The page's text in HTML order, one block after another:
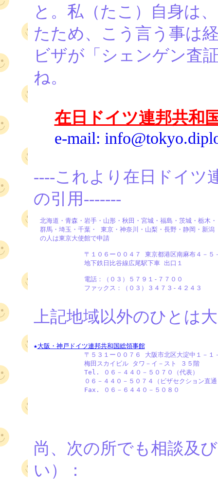
と。私（たこ）自身は
たため、こう言う事は
ビザが「シェンゲン査
ね。
在日ドイツ連邦共和
e-mail:
----これより在日ドイツ
の引用-------
北海道・青森・岩手・山形・秋田・宮城・福島・茨城・栃木・
群馬・埼玉・千葉・ 東京・神奈川・山梨・長野・静岡・新潟
の人は東京大使館で申請
〒１０６ー００４７ 東京都港区南麻布４－５
             地下鉄日比谷線広尾駅下車 出口１
             電話：（０３）５７９１-７７００
             ファックス：（０３）３４７３-４２４３
上記地域以外のひとは
★大阪・神戸ドイツ連邦共和国総領事館
〒５３１ー００７６ 大阪市北区大淀中１－１－
             梅田スカイビル タワ－イ－スト ３５階
             Tel. ０６－４４０－５０７０（代表）
０６－４４０－５０７４（ビザセクション直通
             Fax. ０６－６４４０－５０８０
尚、次の所でも相談及
い）：